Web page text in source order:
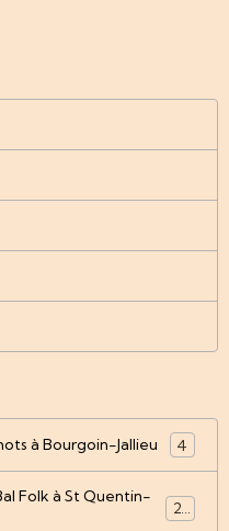
à Bourgoin-Jallieu 4
Folk à St Quentin-
22